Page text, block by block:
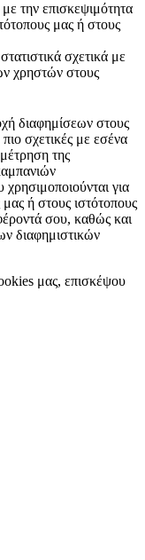
την επισκεψιμότητα
μας ή στους
σχετικά με
χρηστών στους
διαφημίσεων στους
σχετικές με εσένα
της
για
ή στους ιστότοπους
σου, καθώς και
διαφημιστικών
μας, επισκέψου